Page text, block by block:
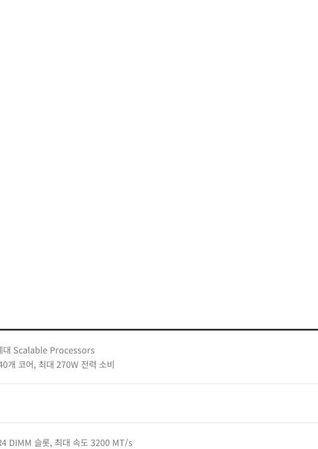
대 Scalable Processors
개 코어, 최대 270W 전력 소비
DIMM 슬롯, 최대 속도 3200 MT/s